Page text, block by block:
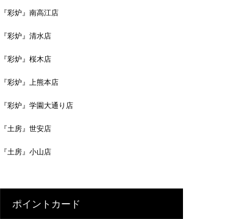
『彩炉』南高江店
『彩炉』清水店
『彩炉』桜木店
『彩炉』上熊本店
『彩炉』学園大通り店
『土房』世安店
『土房』小山店
ポイントカード